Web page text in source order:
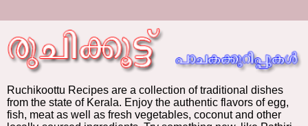
Ruchikoottu Recipes are a collection of traditional dishes
from the state of Kerala. Enjoy the authentic flavors of egg,
fish, meat as well as fresh vegetables, coconut and other